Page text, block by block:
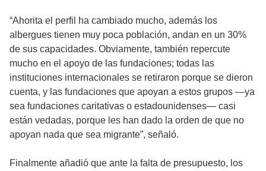
“Ahorita el perfil ha cambiado mucho, además los
albergues tienen muy poca población, andan en un 30%
de sus capacidades. Obviamente, también repercute
mucho en el apoyo de las fundaciones; todas las
instituciones internacionales se retiraron porque se dieron
cuenta, y las fundaciones que apoyan a estos grupos —ya
sea fundaciones caritativas o estadounidenses— casi
están vedadas, porque les han dado la orden de que no
apoyan nada que sea migrante”, señaló.
Finalmente añadió que ante la falta de presupuesto, los